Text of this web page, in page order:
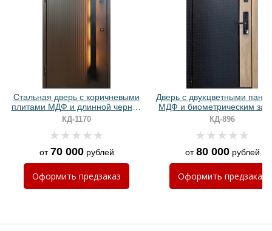
Хочу такую
Хочу такую
Хочу такую
Стальная дверь с коричневыми
плитами МДФ и длинной черной
ручкой с подсветкой
КД-1170
от70 000рублей
Оформить предзаказ
Дверь с двухцветными
МДФ и биометрическим
КД-896
от80 000рублей
Оформить предзаказ